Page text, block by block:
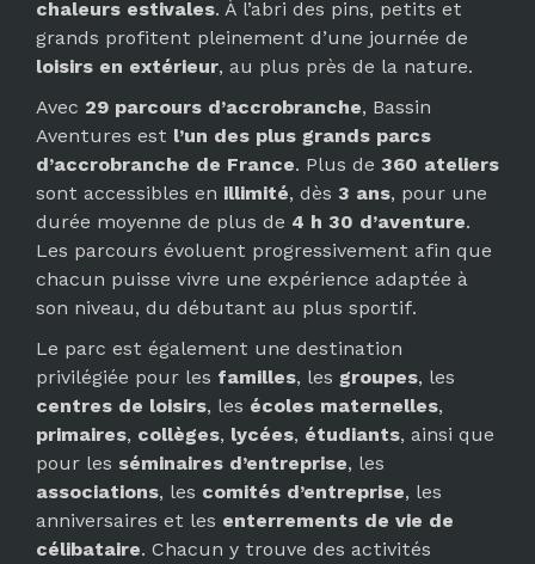
chaleurs estivales. À l’abri des pins, petits et
grands profitent pleinement d’une journée de
loisirs en extérieur, au plus près de la nature.
Avec 29 parcours d’accrobranche, Bassin
Aventures est l’un des plus grands parcs
d’accrobranche de France. Plus de 360 ateliers
sont accessibles en illimité, dès 3 ans, pour une
durée moyenne de plus de 4 h 30 d’aventure.
Les parcours évoluent progressivement afin que
chacun puisse vivre une expérience adaptée à
son niveau, du débutant au plus sportif.
Le parc est également une destination
privilégiée pour les familles, les groupes, les
centres de loisirs, les écoles maternelles,
primaires, collèges, lycées, étudiants, ainsi que
pour les séminaires d’entreprise, les
associations, les comités d’entreprise, les
anniversaires et les enterrements de vie de
célibataire. Chacun y trouve des activités